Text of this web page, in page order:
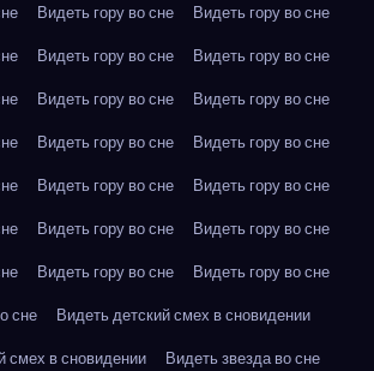
Видеть гору во сне
Видеть гору во сне
Видеть гору во сне
Видеть гору во сне
Видеть гору во сне
Видеть гору во сне
Видеть гору во сне
Видеть гору во сне
Видеть гору во сне
Видеть гору во сне
Видеть гору во сне
Видеть гору во сне
Видеть гору во сне
Видеть гору во сне
сне
Видеть детский смех в сновидении
смех в сновидении
Видеть звезда во сне